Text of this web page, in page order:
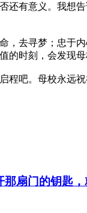
还有意义。我想
去寻梦；忠于内
的时刻，会发现
吧。母校永远祝
扇门的钥匙